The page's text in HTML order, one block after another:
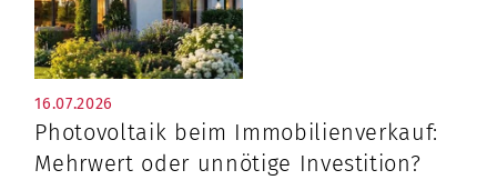
16.07.2026
Photovoltaik beim Immobilienverkauf:
Mehrwert oder unnötige Investition?